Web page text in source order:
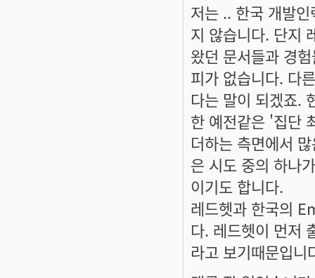
저는 .. 한국 개발
지 않습니다. 단지
왔던 문서들과 경
피가 없습니다. 다
다는 말이 되겠죠.
한 예전같은 '집단
더하는 측면에서
은 시도 중의 하나
이기도 합니다.
레드헷과 한국의
다. 레드헷이 먼저
라고 보기때문입니